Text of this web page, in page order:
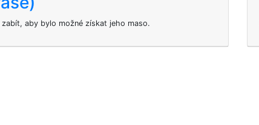
aby bylo možné získat jeho maso.